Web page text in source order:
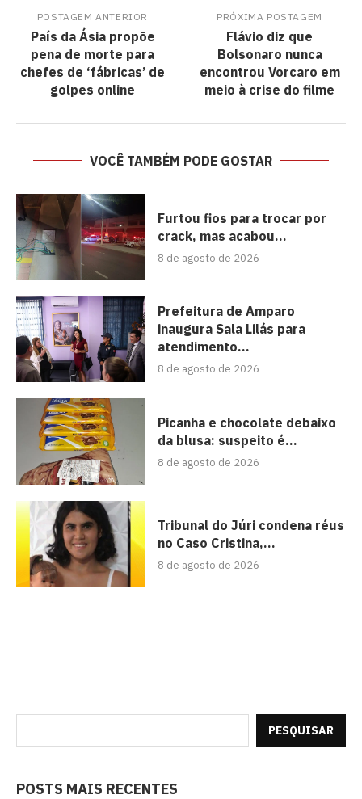
POSTAGEM ANTERIOR
País da Ásia propõe
pena de morte para
chefes de ‘fábricas’ de
golpes online
PRÓXIMA POSTAGEM
Flávio diz que
Bolsonaro nunca
encontrou Vorcaro em
meio à crise do filme
VOCÊ TAMBÉM PODE GOSTAR
Furtou fios para trocar por
crack, mas acabou...
8 de agosto de 2026
Prefeitura de Amparo
inaugura Sala Lilás para
atendimento...
8 de agosto de 2026
Picanha e chocolate debaixo
da blusa: suspeito é...
8 de agosto de 2026
Tribunal do Júri condena réus
no Caso Cristina,...
8 de agosto de 2026
PESQUISAR
POSTS MAIS RECENTES